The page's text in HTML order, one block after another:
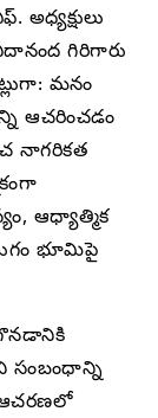
గిరిగారు
మనం
ఆచరించడం
నాగరికత
ఆధ్యాత్మిక
భూమిపై